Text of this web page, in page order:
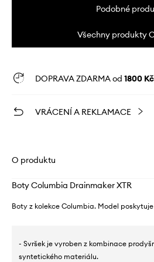
Podobné
Všechny produkty
DOPRAVA ZDARMA od 1800 Kč
VRÁCENÍ A REKLAMACE
O produktu
Boty Columbia Drainmaker XTR
Boty z kolekce Columbia. Model
- Svršek je vyroben z kombinace
syntetického materiálu.